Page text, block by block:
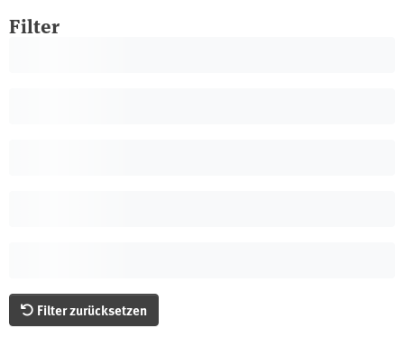
Filter
Filter zurücksetzen